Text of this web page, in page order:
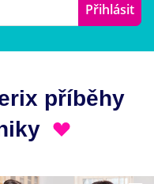
Přihlásit
příběhy